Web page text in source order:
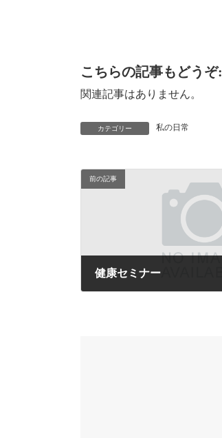
こちらの記事もどうぞ:
関連記事はありません。
カテゴリー 私の日常
前の記事
健康セミナー